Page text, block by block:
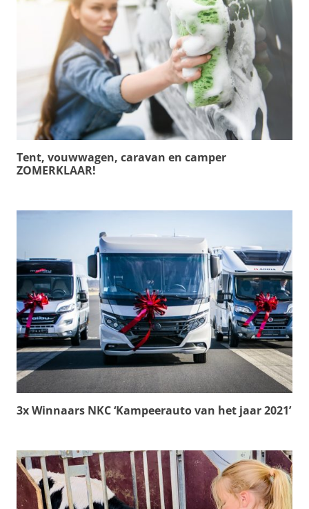
Tent, vouwwagen, caravan en camper
ZOMERKLAAR!
3x Winnaars NKC ‘Kampeerauto van het jaar 2021’